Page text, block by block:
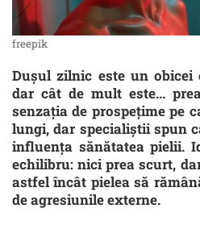
freepik
Dușul zilnic este un obicei
dar cât de mult este...
senzația de prospețime pe
lungi, dar specialiștii spun
influența sănătatea pielii.
echilibru: nici prea scurt,
astfel încât pielea să
de agresiunile externe.